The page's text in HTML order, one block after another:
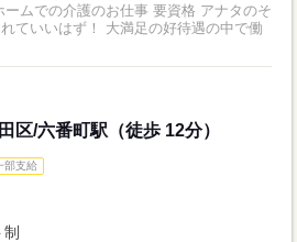
の介護のお仕事 要資格 アナタのそ
満足の好待遇の中で働
区/六番町駅（徒歩 12分）
部支給